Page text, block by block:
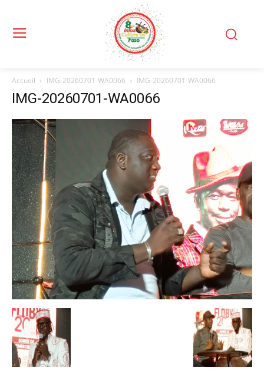
Accueil IMG-20260701-WA0066 IMG-20260701-WA0066
IMG-20260701-WA0066